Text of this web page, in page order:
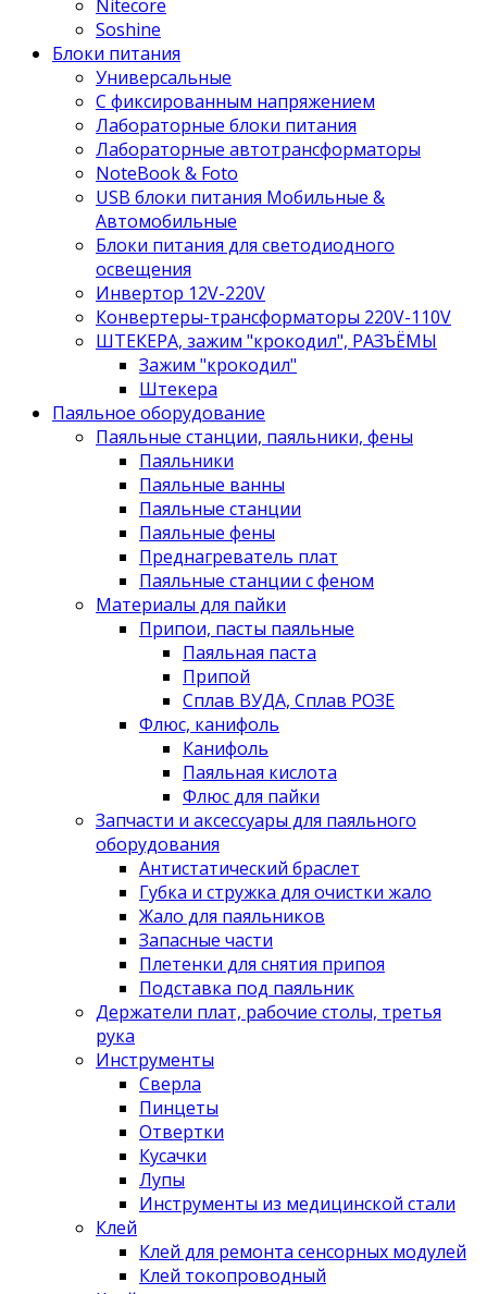
Nitecore
Soshine
Блоки питания
Универсальные
C фиксированным напряжением
Лабораторные блоки питания
Лабораторные автотрансформаторы
NoteBook & Foto
USB блоки питания Мобильные &
Автомобильные
Блоки питания для светодиодного
освещения
Инвертор 12V-220V
Конвертеры-трансформаторы 220V-110V
ШТЕКЕРА, зажим "крокодил", РАЗЪЁМЫ
Зажим "крокодил"
Штекера
Паяльное оборудование
Паяльные станции, паяльники, фены
Паяльники
Паяльные ванны
Паяльные станции
Паяльные фены
Преднагреватель плат
Паяльные станции с феном
Материалы для пайки
Припои, пасты паяльные
Паяльная паста
Припой
Сплав ВУДА, Сплав РОЗЕ
Флюс, канифоль
Канифоль
Паяльная кислота
Флюс для пайки
Запчасти и аксессуары для паяльного
оборудования
Антистатический браслет
Губка и стружка для очистки жало
Жало для паяльников
Запасные части
Плетенки для снятия припоя
Подставка под паяльник
Держатели плат, рабочие столы, третья
рука
Инструменты
Сверла
Пинцеты
Отвертки
Кусачки
Лупы
Инструменты из медицинской стали
Клей
Клей для ремонта сенсорных модулей
Клей токопроводный